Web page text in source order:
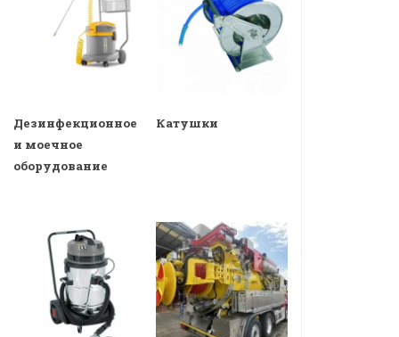
Дезинфекционное
и моечное
оборудование
Катушки